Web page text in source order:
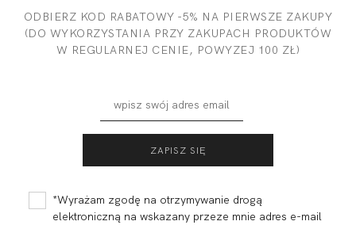
ODBIERZ KOD RABATOWY -5% NA PIERWSZE ZAKUPY
(DO WYKORZYSTANIA PRZY ZAKUPACH PRODUKTÓW
W REGULARNEJ CENIE, POWYZEJ 100 ZŁ)
*Wyrażam zgodę na otrzymywanie drogą
elektroniczną na wskazany przeze mnie adres e-mail